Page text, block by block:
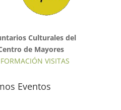
Culturales del
de Mayores
VISITAS
Eventos